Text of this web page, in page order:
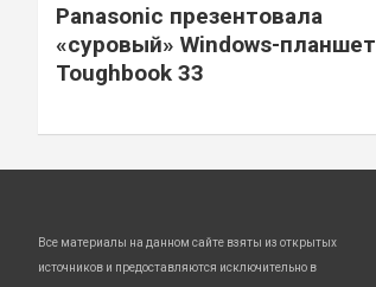
Panasonic презентовала
«суровый» Windows-планшет
Toughbook 33
Все материалы на данном сайте взяты из открытых
источников и предоставляются исключительно в